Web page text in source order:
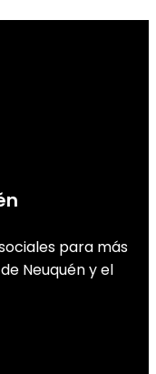
para más
Neuquén y el